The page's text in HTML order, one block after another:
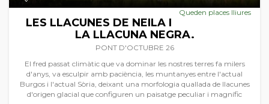
Queden places lliures
LES LLACUNES DE NEILA I
LA LLACUNA NEGRA.
PONT D'OCTUBRE 26
El fred passat climàtic que va dominar les nostres terres fa milers
d'anys, va esculpir amb paciència, les muntanyes entre l'actual
Burgos i l'actual Sòria, deixant una morfologia quallada de llacunes
d'origen glacial que configuren un paisatge peculiar i magnífic